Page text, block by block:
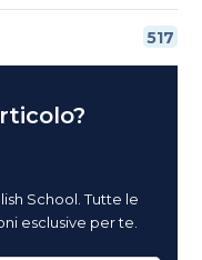
517
School. Tutte le
esclusive per te.